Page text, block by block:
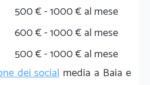
500 € - 1000 € al mese
600 € - 1000 € al mese
500 € - 1000 € al mese
dei socialmedia a Baia e